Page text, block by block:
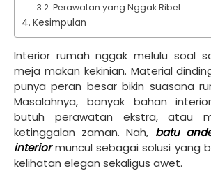
Perawatan yang Nggak Ribet
Kesimpulan
Interior rumah nggak melulu soal
meja makan kekinian. Material
punya peran besar bikin suasana
Masalahnya, banyak bahan
butuh perawatan ekstra, atau
ketinggalan zaman. Nah, batu
interiormuncul sebagai solusi yang
kelihatan elegan sekaligus awet.